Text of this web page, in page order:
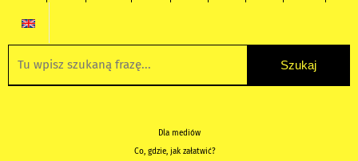
Dla mediów
Co, gdzie, jak załatwić?